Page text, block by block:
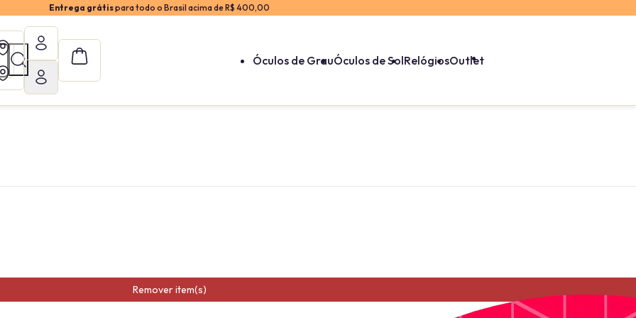
Entrega grátispara todo o Brasil acima de R$ 400,00
Óculos de GrauÓculos de SolRelógiosOutlet
Remover item(s)